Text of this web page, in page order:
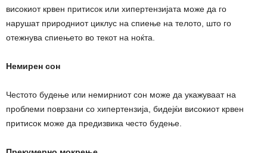
високиот крвен притисок или хипертензијата може да го
нарушат природниот циклус на спиење на телото, што го
отежнува спиењето во текот на ноќта.
Немирен сон
Честото будење или немирниот сон може да укажуваат на
проблеми поврзани со хипертензија, бидејќи високиот крвен
притисок може да предизвика често будење.